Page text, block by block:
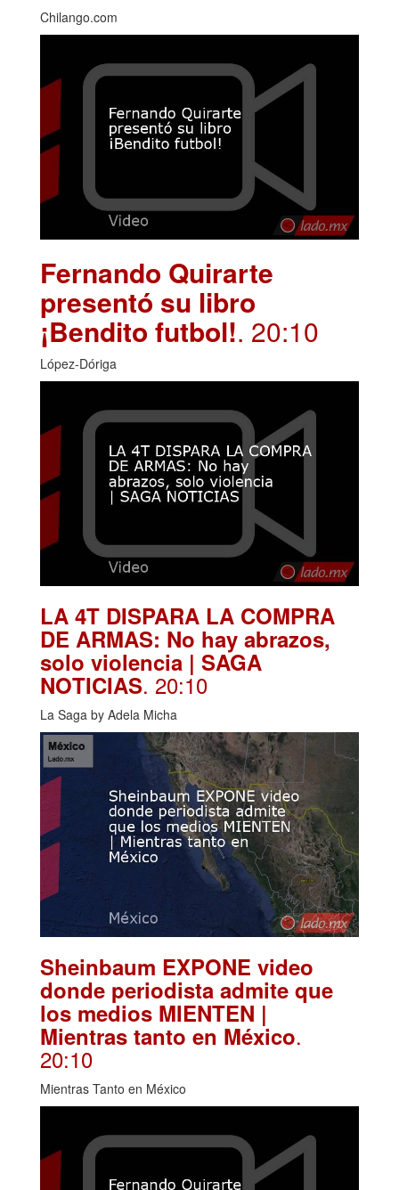
Chilango.com
Fernando Quirarte
presentó su libro
¡Bendito futbol!. 20:10
López-Dóriga
LA 4T DISPARA LA COMPRA
DE ARMAS: No hay abrazos,
solo violencia | SAGA
NOTICIAS. 20:10
La Saga by Adela Micha
Sheinbaum EXPONE video
donde periodista admite que
los medios MIENTEN |
Mientras tanto en México.
20:10
Mientras Tanto en México